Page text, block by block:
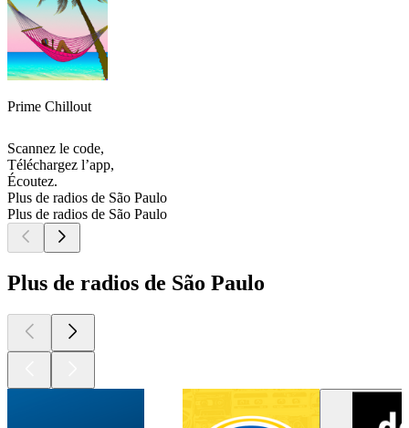
Prime Chillout
Scannez le code,
Téléchargez l’app,
Écoutez.
Plus de radios de São Paulo
Plus de radios de São Paulo
Plus de radios de São Paulo